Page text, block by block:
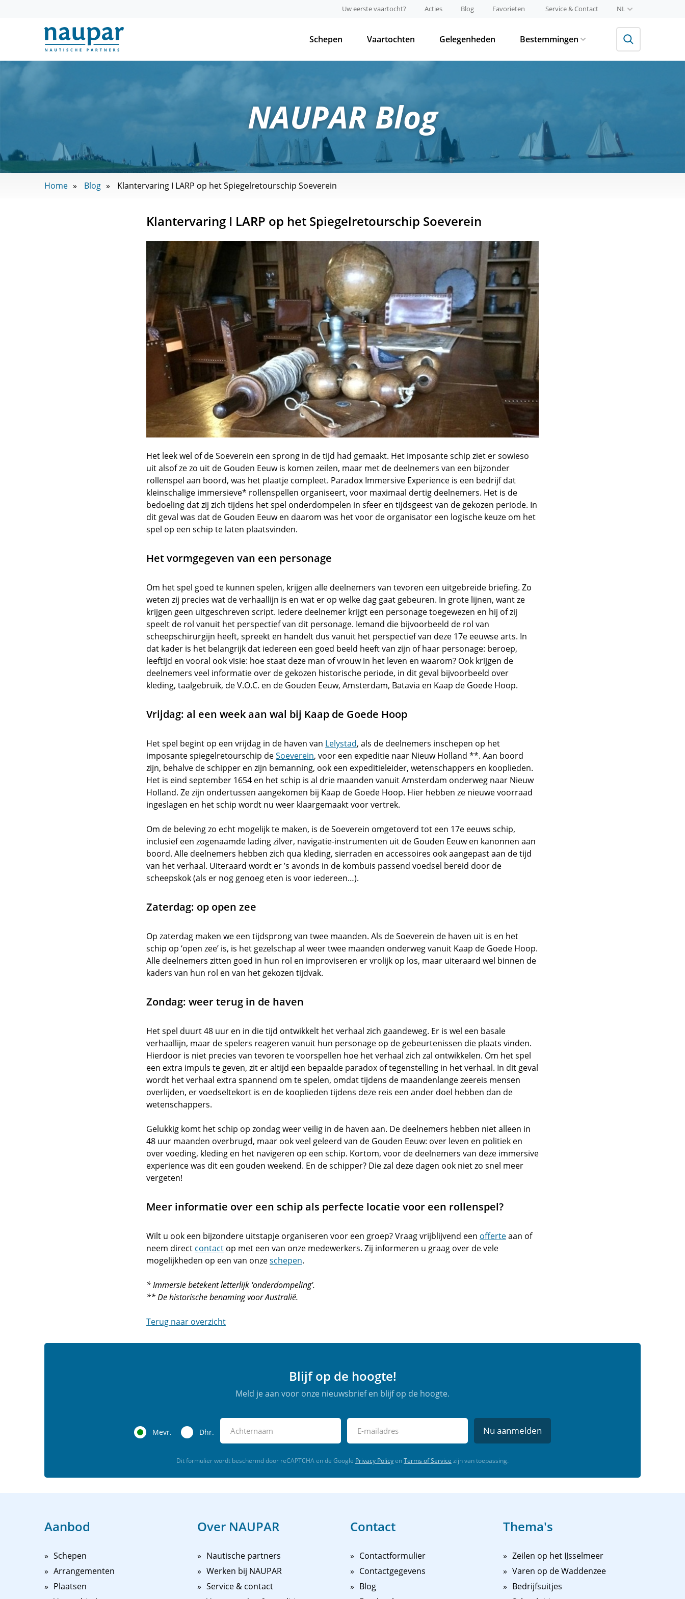
Uw eerste vaartocht? Acties Blog Favorieten Service & Contact NL
Schepen Vaartochten Gelegenheden Bestemmingen
NAUPAR Blog
Home Blog Klantervaring I LARP op het Spiegelretourschip Soeverein
Klantervaring I LARP op het Spiegelretourschip Soeverein
Het leek wel of de Soeverein een sprong in de tijd had gemaakt. Het imposante schip ziet er sowieso
uit alsof ze zo uit de Gouden Eeuw is komen zeilen, maar met de deelnemers van een bijzonder
rollenspel aan boord, was het plaatje compleet. Paradox Immersive Experience is een bedrijf dat
kleinschalige immersieve* rollenspellen organiseert, voor maximaal dertig deelnemers. Het is de
bedoeling dat zij zich tijdens het spel onderdompelen in sfeer en tijdsgeest van de gekozen periode. In
dit geval was dat de Gouden Eeuw en daarom was het voor de organisator een logische keuze om het
spel op een schip te laten plaatsvinden.
Het vormgegeven van een personage
Om het spel goed te kunnen spelen, krijgen alle deelnemers van tevoren een uitgebreide briefing. Zo
weten zij precies wat de verhaallijn is en wat er op welke dag gaat gebeuren. In grote lijnen, want ze
krijgen geen uitgeschreven script. Iedere deelnemer krijgt een personage toegewezen en hij of zij
speelt de rol vanuit het perspectief van dit personage. Iemand die bijvoorbeeld de rol van
scheepschirurgijn heeft, spreekt en handelt dus vanuit het perspectief van deze 17e eeuwse arts. In
dat kader is het belangrijk dat iedereen een goed beeld heeft van zijn of haar personage: beroep,
leeftijd en vooral ook visie: hoe staat deze man of vrouw in het leven en waarom? Ook krijgen de
deelnemers veel informatie over de gekozen historische periode, in dit geval bijvoorbeeld over
kleding, taalgebruik, de V.O.C. en de Gouden Eeuw, Amsterdam, Batavia en Kaap de Goede Hoop.
Vrijdag: al een week aan wal bij Kaap de Goede Hoop
Het spel begint op een vrijdag in de haven van Lelystad, als de deelnemers inschepen op het
imposante spiegelretourschip deSoeverein, voor een expeditie naar Nieuw Holland **. Aan boord
zijn, behalve de schipper en zijn bemanning, ook een expeditieleider, wetenschappers en kooplieden.
Het is eind september 1654 en het schip is al drie maanden vanuit Amsterdam onderweg naar Nieuw
Holland. Ze zijn ondertussen aangekomen bij Kaap de Goede Hoop. Hier hebben ze nieuwe voorraad
ingeslagen en het schip wordt nu weer klaargemaakt voor vertrek.
Om de beleving zo echt mogelijk te maken, is de Soeverein omgetoverd tot een 17e eeuws schip,
inclusief een zogenaamde lading zilver, navigatie-instrumenten uit de Gouden Eeuw en kanonnen aan
boord. Alle deelnemers hebben zich qua kleding, sierraden en accessoires ook aangepast aan de tijd
van het verhaal. Uiteraard wordt er ’s avonds in de kombuis passend voedsel bereid door de
scheepskok (als er nog genoeg eten is voor iedereen…).
Zaterdag: op open zee
Op zaterdag maken we een tijdsprong van twee maanden. Als de Soeverein de haven uit is en het
schip op ‘open zee’ is, is het gezelschap al weer twee maanden onderweg vanuit Kaap de Goede Hoop.
Alle deelnemers zitten goed in hun rol en improviseren er vrolijk op los, maar uiteraard wel binnen de
kaders van hun rol en van het gekozen tijdvak.
Zondag: weer terug in de haven
Het spel duurt 48 uur en in die tijd ontwikkelt het verhaal zich gaandeweg. Er is wel een basale
verhaallijn, maar de spelers reageren vanuit hun personage op de gebeurtenissen die plaats vinden.
Hierdoor is niet precies van tevoren te voorspellen hoe het verhaal zich zal ontwikkelen. Om het spel
een extra impuls te geven, zit er altijd een bepaalde paradox of tegenstelling in het verhaal. In dit geval
wordt het verhaal extra spannend om te spelen, omdat tijdens de maandenlange zeereis mensen
overlijden, er voedseltekort is en de kooplieden tijdens deze reis een ander doel hebben dan de
wetenschappers.
Gelukkig komt het schip op zondag weer veilig in de haven aan. De deelnemers hebben niet alleen in
48 uur maanden overbrugd, maar ook veel geleerd van de Gouden Eeuw: over leven en politiek en
over voeding, kleding en het navigeren op een schip. Kortom, voor de deelnemers van deze immersive
experience was dit een gouden weekend. En de schipper? Die zal deze dagen ook niet zo snel meer
vergeten!
Meer informatie over een schip als perfecte locatie voor een rollenspel?
Wilt u ook een bijzondere uitstapje organiseren voor een groep? Vraag vrijblijvend een offerteaan of
neem direct contact op met een van onze medewerkers. Zij informeren u graag over de vele
mogelijkheden op een van onzeschepen.
* Immersie betekent letterlijk 'onderdompeling'.
** De historische benaming voor Australië.
Terug naar overzicht
Blijf op de hoogte!
Meld je aan voor onze nieuwsbrief en blijf op de hoogte.
Mevr. Dhr. Nu aanmelden
Dit formulier wordt beschermd door reCAPTCHA en de Google Privacy PolicyenTerms of Service zijn van toepassing.
Aanbod
Schepen
Arrangementen
Plaatsen
Over NAUPAR
Nautische partners
Werken bij NAUPAR
Service & contact
Contact
Contactformulier
Contactgegevens
Blog
Thema's
Zeilen op het IJsselmeer
Varen op de Waddenzee
Bedrijfsuitjes